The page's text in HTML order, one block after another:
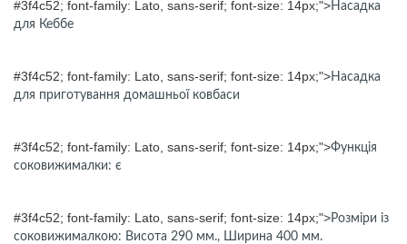
#3f4c52; font-family: Lato, sans-serif; font-size: 14px;">Насадка
для Кеббе
#3f4c52; font-family: Lato, sans-serif; font-size: 14px;">Насадка
для приготування домашньої ковбаси
#3f4c52; font-family: Lato, sans-serif; font-size: 14px;">Функція
соковижималки: є
#3f4c52; font-family: Lato, sans-serif; font-size: 14px;">Розміри із
соковижималкою: Висота 290 мм., Ширина 400 мм.